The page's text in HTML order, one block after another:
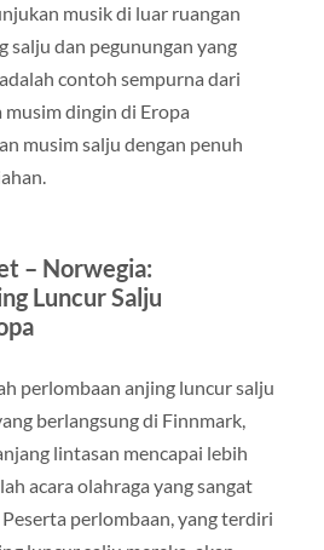
musik di luar ruangan
salju dan pegunungan yang
contoh sempurna dari
dingin di Eropa
musim salju dengan penuh
– Norwegia:
Luncur Salju
perlombaan anjing luncur salju
berlangsung di Finnmark,
lintasan mencapai lebih
acara olahraga yang sangat
perlombaan, yang terdiri